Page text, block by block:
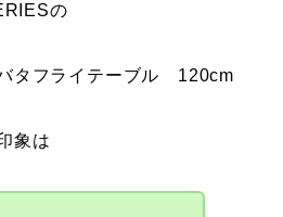
の
タフライテーブル 120cm
象は